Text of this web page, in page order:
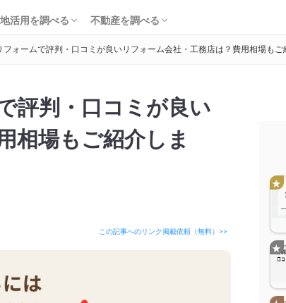
べる
調べる
活用を調べる
礎知識を調べる
地活用会社を調べる
回り・初期費用を調べる
不動産を調べる
不動産売却を調べる
不動産購入を調べる
不動産投資を調べる
ォームで評判・口コミが良いリフォーム会社・工務店は？費用相場もご
評判・口コミが良い
相場もご紹介しま
この記事へのリンク掲載依頼（無料）>>
べる
調べる
基礎知識を調べる
土地活用会社を調べる
利回り・初期費用を調べる不動産売却を調べる
不動産購入を調べる
不動産投資を調べる